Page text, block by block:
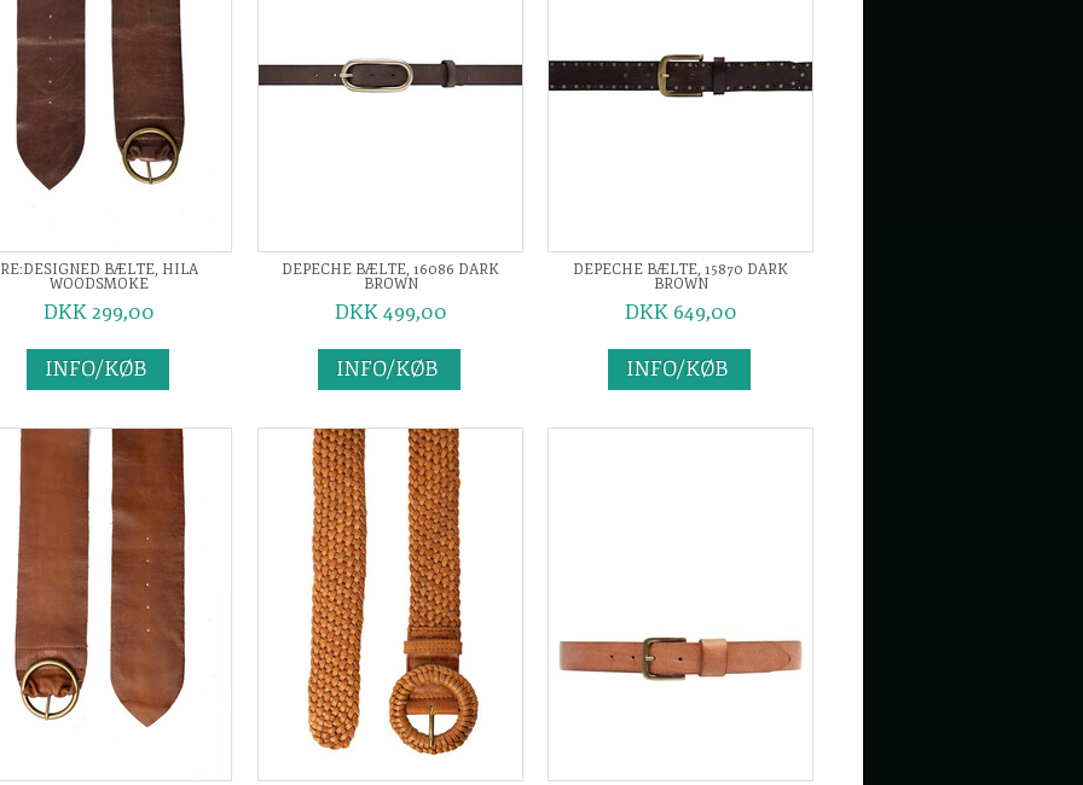
RE:DESIGNED BÆLTE, HILA
WOODSMOKE
DKK 299,00
DEPECHE BÆLTE, 16086 DARK
BROWN
DKK 499,00
DEPECHE BÆLTE, 15870 DARK
BROWN
DKK 649,00